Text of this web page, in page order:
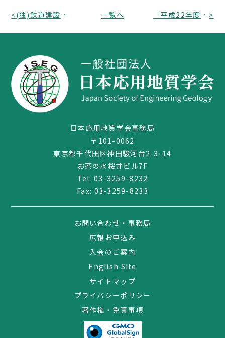
< (独)鉄道建設・運輸施設整備支援機構より 「第８回 技術研究会の開催のお知らせ」 一覧へ 「平成22年度 東濃地科学センター 地層科学研究 情報・意見交換会」のご案内 >
日本応用地質学会事務局
〒101-0062
東京都千代田区神田駿河台2-3-14
お茶の水桜井ビル7F
Tel:03-3259-8232
Fax: 03-3259-8233
お問い合わせ・事務局
広報お申込み
入会のご案内
English Site
サイトマップ
プライバシーポリシー
著作権・免責事項